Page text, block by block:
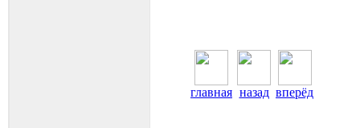
главная назад вперёд